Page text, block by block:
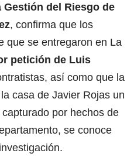
Gestión del Riesgo de
, confirma que los
que se entregaron en La
petición de Luis
así como que la
casa de Javier Rojas un
por hechos de
se conoce